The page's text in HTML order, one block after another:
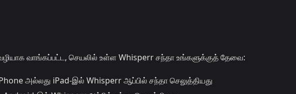
வாங்கப்பட்ட, செயலில் உள்ள Whisperr சந்தா உங்களுக்குத் தேவை:
அல்லது iPad-இல் Whisperr ஆப்பில் சந்தா செலுத்தியது